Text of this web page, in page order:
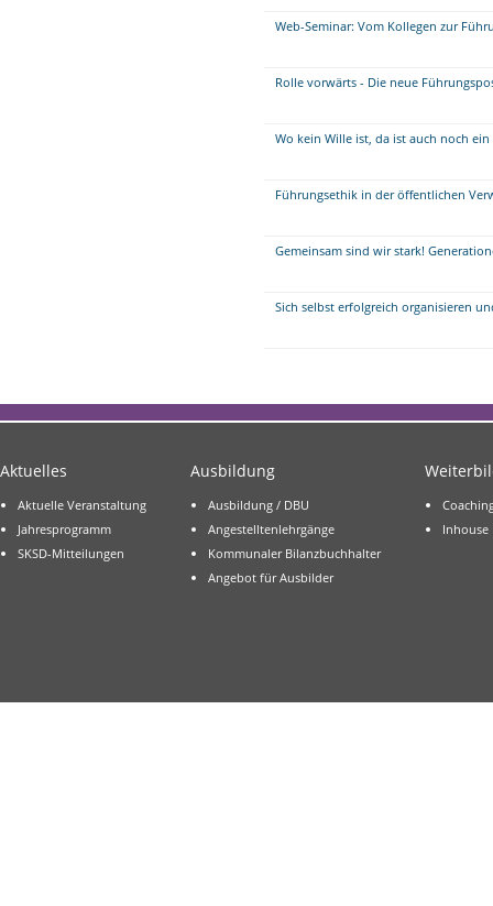
Web-Seminar: Vom Kollegen zur
Rolle vorwärts - Die neue
Wo kein Wille ist, da ist auch noch
Führungsethik in der öffentlichen
Gemeinsam sind wir stark!
Sich selbst erfolgreich organisieren
Aktuelles
Aktuelle Veranstaltung
Jahresprogramm
SKSD-Mitteilungen
Ausbildung
Ausbildung / DBU
Angestelltenlehrgänge
Kommunaler Bilanzbuchhalter
Angebot für Ausbilder
Inhouse